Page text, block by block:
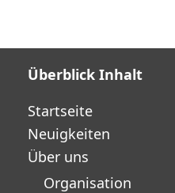
Überblick Inhalt
Startseite
Neuigkeiten
Über uns
Organisation